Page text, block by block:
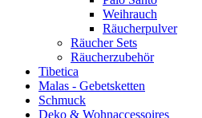
Weihrauch
Räucherpulver
Räucher Sets
Räucherzubehör
Tibetica
Malas - Gebetsketten
Schmuck
Deko & Wohnaccessoires